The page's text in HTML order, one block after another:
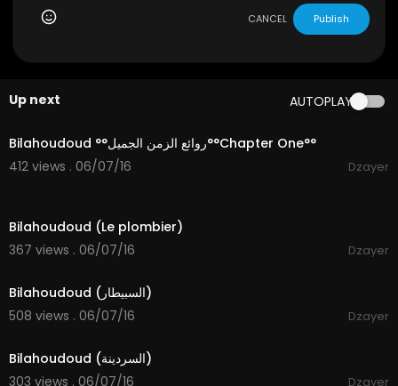
CANCEL Publish
Up next AUTOPLAY
05:36
Bilahoudoud °°روائع الزمن الجميل°°Chapter One°°
412 views . 06/07/16
Dzayer
Bilahoudoud (Le plombier)
367 views . 06/07/16
Dzayer
Bilahoudoud (السبيطار)
508 views . 06/07/16
Dzayer
Bilahoudoud (السردينة)
303 views . 06/07/16
Dzayer